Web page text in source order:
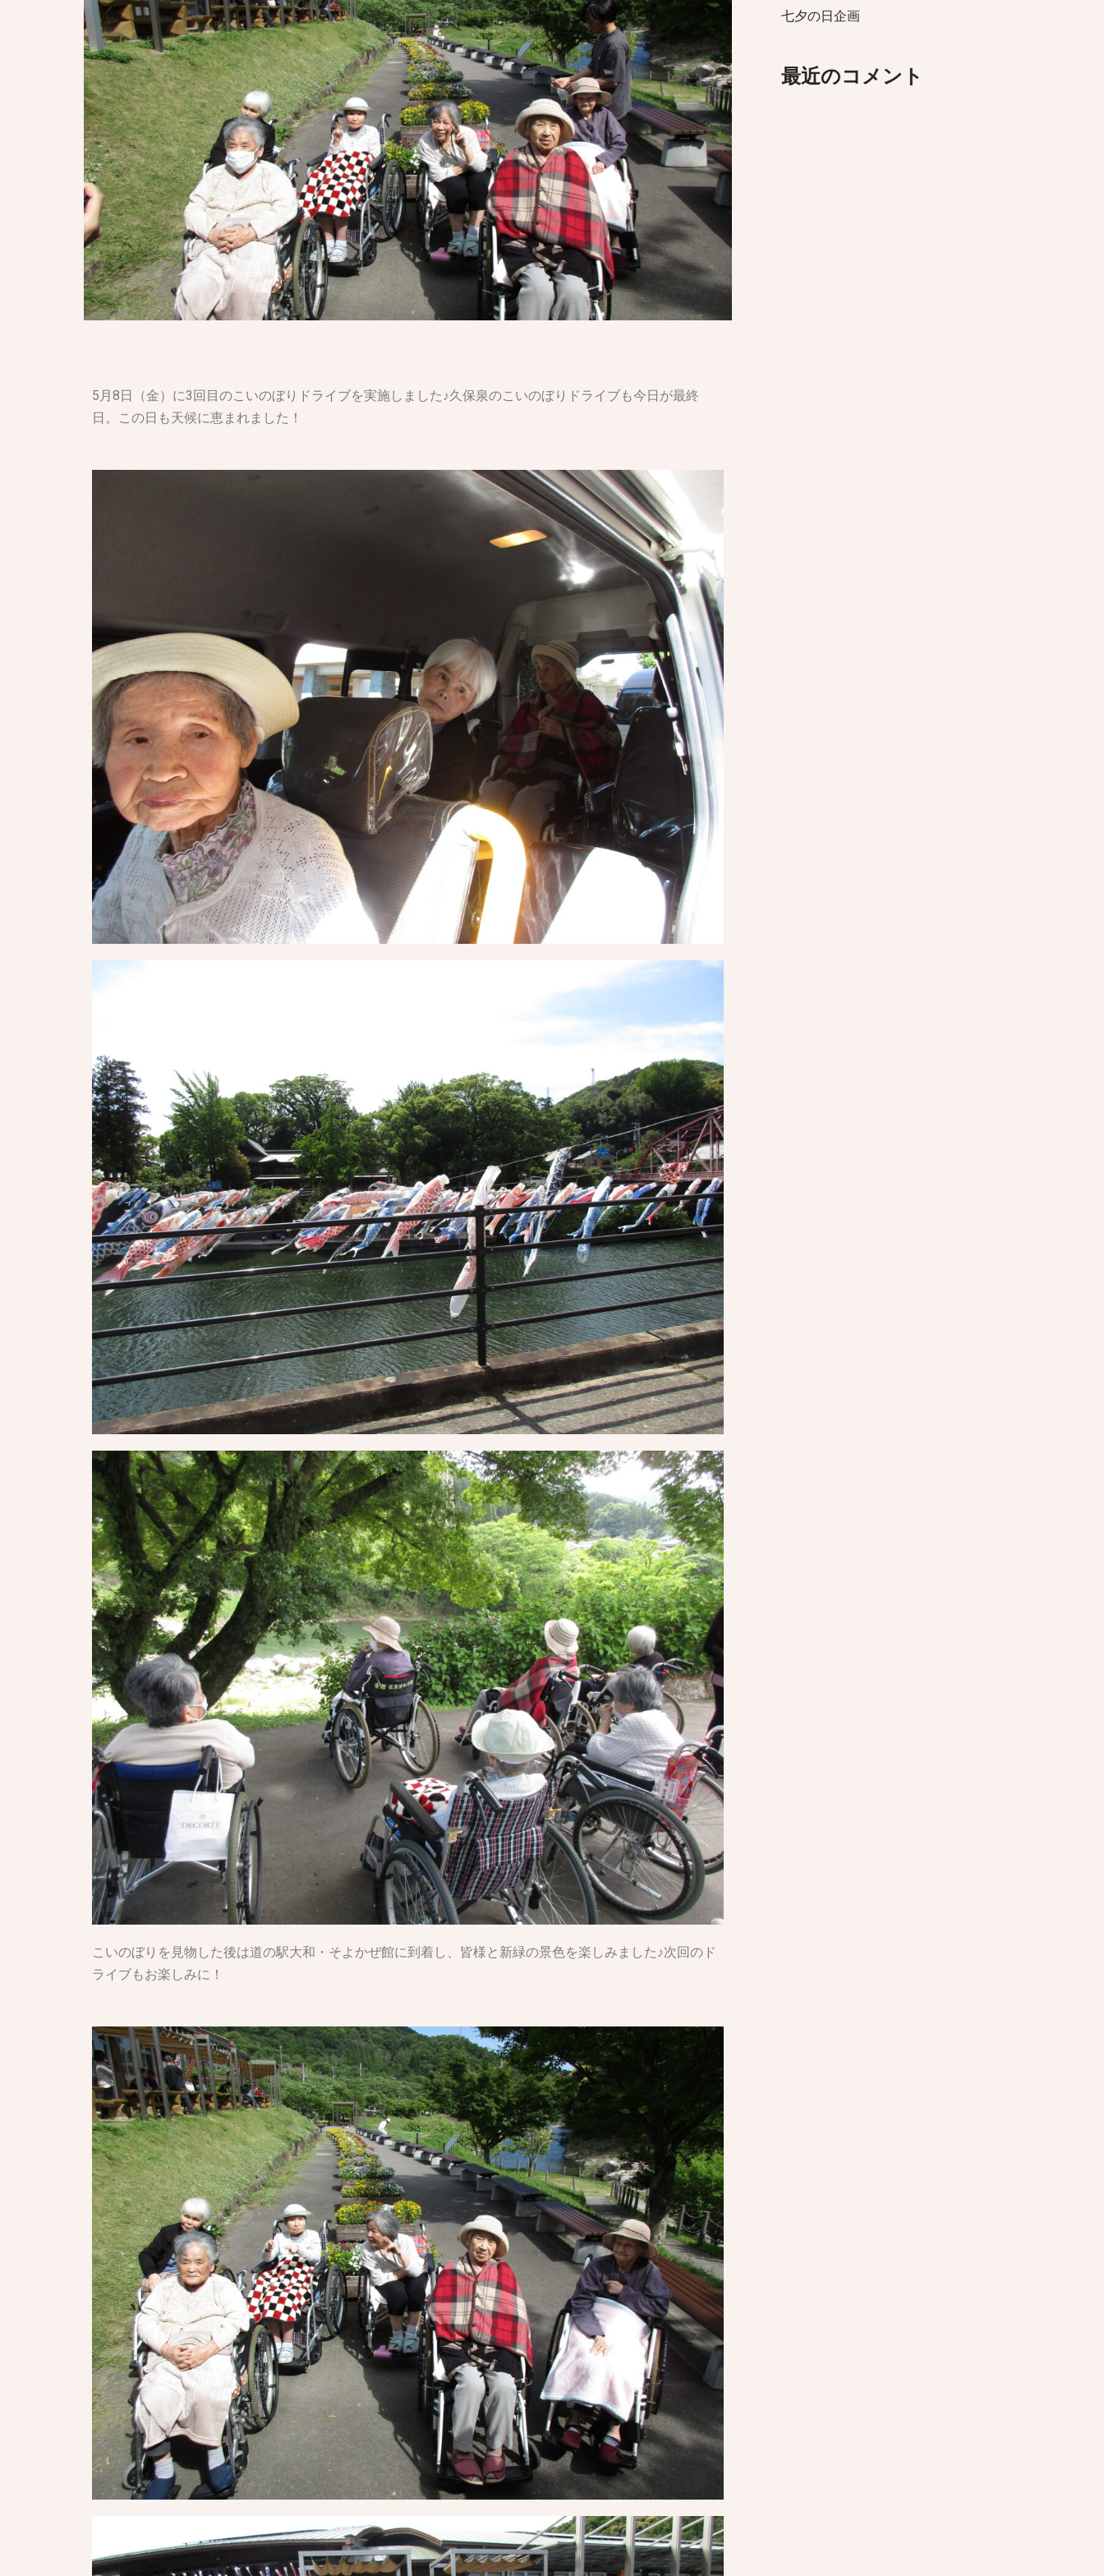
5月8日（金）に3回目のこいのぼりドライブを実施しました♪久保泉のこいのぼりドライブも今日が最終
日。この日も天候に恵まれました！
こいのぼりを見物した後は道の駅大和・そよかぜ館に到着し、皆様と新緑の景色を楽しみました♪次回のド
ライブもお楽しみに！
七夕の日企画
最近のコメント